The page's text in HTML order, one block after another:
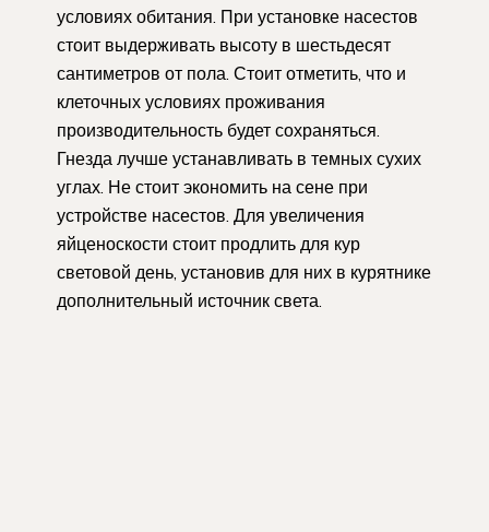
условиях обитания. При установке насестов
стоит выдерживать высоту в шестьдесят
сантиметров от пола. Стоит отметить, что и
клеточных условиях проживания
производительность будет сохраняться.
Гнезда лучше устанавливать в темных сухих
углах. Не стоит экономить на сене при
устройстве насестов. Для увеличения
яйценоскости стоит продлить для кур
световой день, установив для них в курятнике
дополнительный источник света.